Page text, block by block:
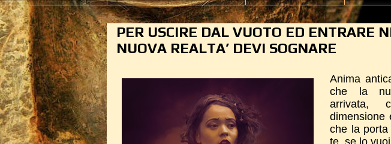
PER USCIRE DAL VUOTO ED ENTRARE
NUOVA REALTA’ DEVI SOGNARE
Anima
che la
arrivata,
dimensione
che la
te, se lo